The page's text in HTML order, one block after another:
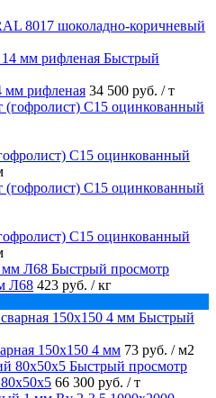
8017 шоколадно-коричневый
Быстрый
рифленая 34 500 руб. / т
С15 оцинкованный
С15 оцинкованный
Быстрый просмотр
Л68 423 руб. / кг
Быстрый
150х150 4 мм 73 руб. / м2
Быстрый просмотр
66 300 руб. / т